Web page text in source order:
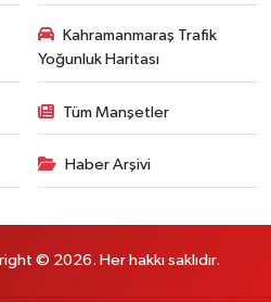
Kahramanmaraş Trafik
Yoğunluk Haritası
Tüm Manşetler
Haber Arşivi
© 2026. Her hakkı saklıdır.